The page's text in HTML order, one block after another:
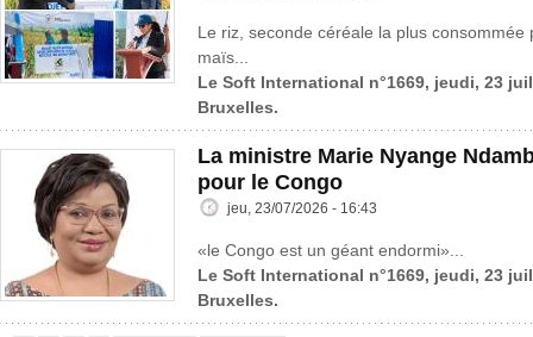
Le riz, seconde céréale la plus
maïs...
Le Soft International n°1669, jeudi, 23
Bruxelles.
La ministre Marie Nyange
pour le Congo
jeu, 23/07/2026 - 16:43
«le Congo est un géant endormi»...
Le Soft International n°1669, jeudi, 23
Bruxelles.